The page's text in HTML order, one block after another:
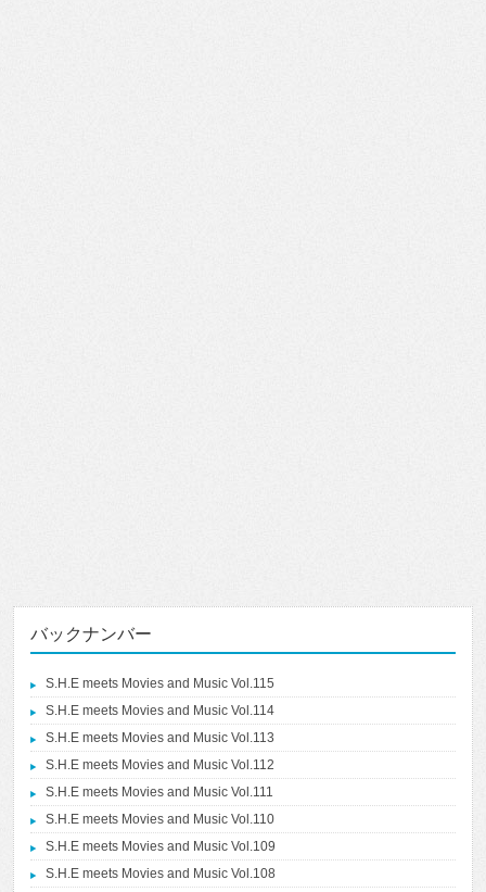
バックナンバー
S.H.E meets Movies and Music Vol.115
S.H.E meets Movies and Music Vol.114
S.H.E meets Movies and Music Vol.113
S.H.E meets Movies and Music Vol.112
S.H.E meets Movies and Music Vol.111
S.H.E meets Movies and Music Vol.110
S.H.E meets Movies and Music Vol.109
S.H.E meets Movies and Music Vol.108